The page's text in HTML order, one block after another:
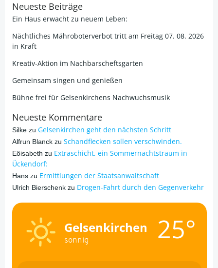
Neueste Beiträge
Ein Haus erwacht zu neuem Leben:
Nächtliches Mähroboterverbot tritt am Freitag 07. 08. 2026
in Kraft
Kreativ-Aktion im Nachbarscheftsgarten
Gemeinsam singen und genießen
Bühne frei für Gelsenkirchens Nachwuchsmusik
Neueste Kommentare
Silke zu Gelsenkirchen geht den nächsten Schritt
Alfrun Blanck zu Schandflecken sollen verschwinden.
Eöisabeth zu Extraschicht, ein Sommernachtstraum in
Ückendorf:
Hans zu Ermittlungen der Staatsanwaltschaft
Ulrich Bierschenk zu Drogen-Fahrt durch den Gegenverkehr
Gelsenkirchen
sonnig 25°